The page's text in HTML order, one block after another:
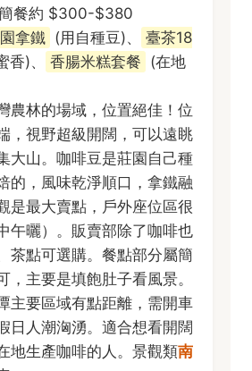
餐約 $300-$380
拿鐵 (用自種豆)、
臺茶18
香)、 香腸米糕套餐 (在地
農林的場域，位置絕佳！位
，視野超級開闊，可以遠眺
大山。咖啡豆是莊園自己種
的，風味乾淨順口，拿鐵融
是最大賣點，戶外座位區很
午曬）。販賣部除了咖啡也
茶點可選購。餐點部分屬簡
，主要是填飽肚子看風景。
主要區域有點距離，需開車
日人潮洶湧。適合想看開闊
地生產咖啡的人。景觀類南